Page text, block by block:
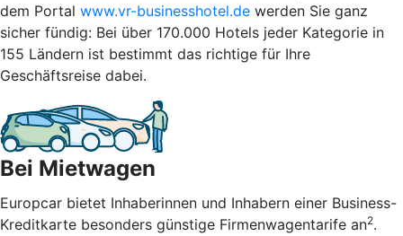
dem Portal www.vr-businesshotel.de werden Sie ganz
sicher fündig: Bei über 170.000 Hotels jeder Kategorie in
155 Ländern ist bestimmt das richtige für Ihre
Geschäftsreise dabei.
Bei Mietwagen
Europcar bietet Inhaberinnen und Inhabern einer Business-
Kreditkarte besonders günstige Firmenwagentarife an2.